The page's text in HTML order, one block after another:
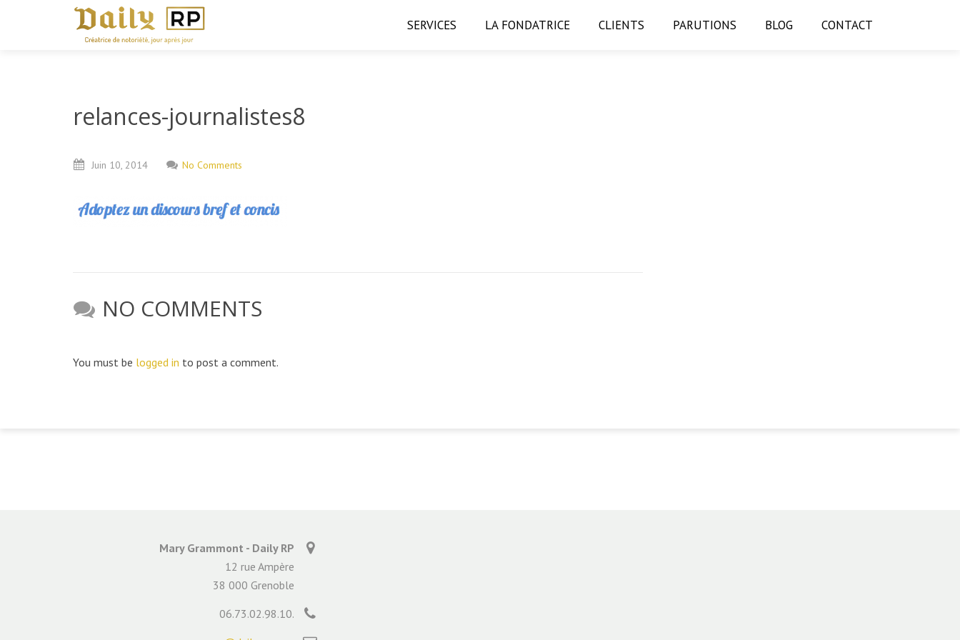
SERVICES LA FONDATRICE CLIENTS PARUTIONS BLOG CONTACT
relances-journalistes8
Juin 10, 2014 No Comments
NO COMMENTS
You must be logged in to post a comment.
Mary Grammont - Daily RP
12 rue Ampère
38 000 Grenoble
06.73.02.98.10.